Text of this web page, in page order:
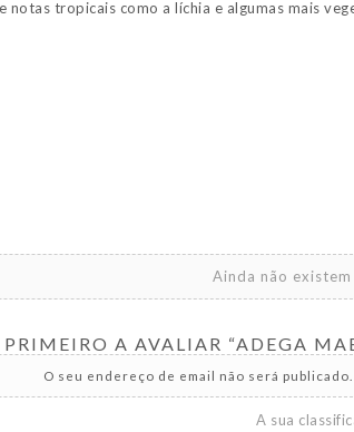
tropicais como a líchia e algumas mais
Ainda não
PRIMEIRO A AVALIAR “ADEGA
O seu endereço de email não será publicado.
A sua